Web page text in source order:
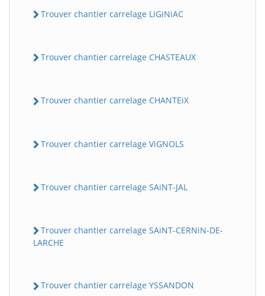
Trouver chantier carrelage LiGiNiAC
Trouver chantier carrelage CHASTEAUX
Trouver chantier carrelage CHANTEiX
Trouver chantier carrelage ViGNOLS
Trouver chantier carrelage SAiNT-JAL
Trouver chantier carrelage SAiNT-CERNiN-DE-
LARCHE
Trouver chantier carrelage YSSANDON